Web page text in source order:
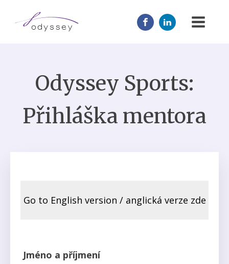
Odyssey Sports:
Přihláška mentora
Go to English version / anglická verze zde
Jméno a příjmení